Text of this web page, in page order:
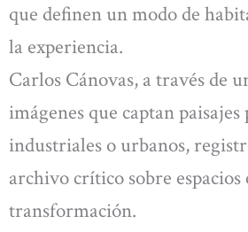
que definen un modo de
la experiencia.
Carlos Cánovas, a través de
imágenes que captan
industriales o urbanos,
archivo crítico sobre espacios
transformación.